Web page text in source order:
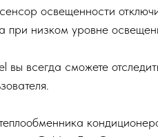
освещенности
при низком уровне
вы всегда сможете